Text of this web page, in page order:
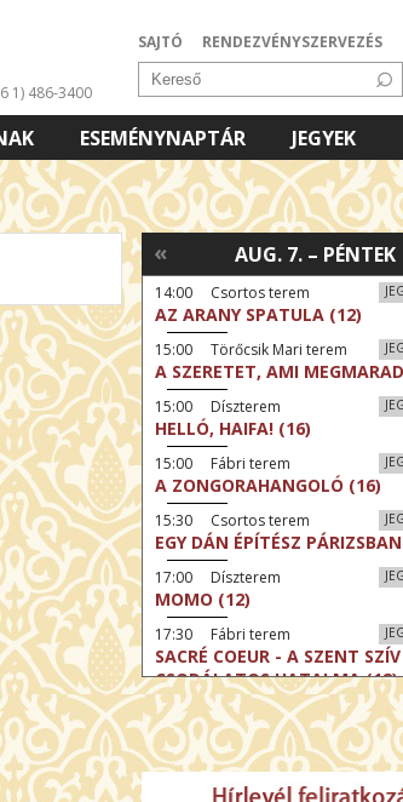
SAJTÓ RENDEZVÉNYSZERVEZÉS
1) 486-3400
ESEMÉNYNAPTÁR
JEGYEK
AUG. 7. – PÉNTEK
«
14:00 Csortos terem
AZ ARANY SPATULA (12)
15:00 Törőcsik Mari terem
A SZERETET, AMI
15:00 Díszterem
HELLÓ, HAIFA! (16)
15:00 Fábri terem
A ZONGORAHANGOLÓ (16)
15:30 Csortos terem
EGY DÁN ÉPÍTÉSZ
17:00 Díszterem
MOMO (12)
17:30 Fábri terem
SACRÉ COEUR - A SZENT SZÍV
CSODÁLATOS HATALMA (12)
17:30 Törőcsik Mari terem
SZERELMEM, MAROKKÓ (16)
17:30 Csortos terem
MOHÁCS – VILÁGOK HARCA